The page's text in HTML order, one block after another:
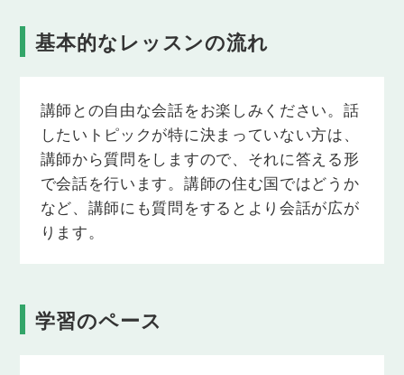
このレッスンは、講師との自由な会話が目的です。
上記のトピックはあくまで一例ですので、自由に会
Topic 10
最近ハマっていることは？
このレッスンは、講師との自由な会話が目的です。
上記のトピックはあくまで一例ですので、自由に会
話をお楽しみください。
基本的なレッスンの流れ
講師との自由な会話をお楽しみください。話
したいトピックが特に決まっていない方は、
講師から質問をしますので、それに答える形
で会話を行います。講師の住む国ではどうか
など、講師にも質問をするとより会話が広が
ります。
学習のペース